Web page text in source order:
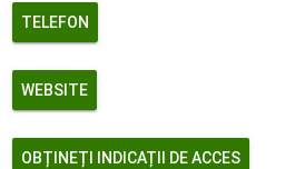
TELEFON
WEBSITE
OBȚINEȚI INDICAȚII DE ACCES